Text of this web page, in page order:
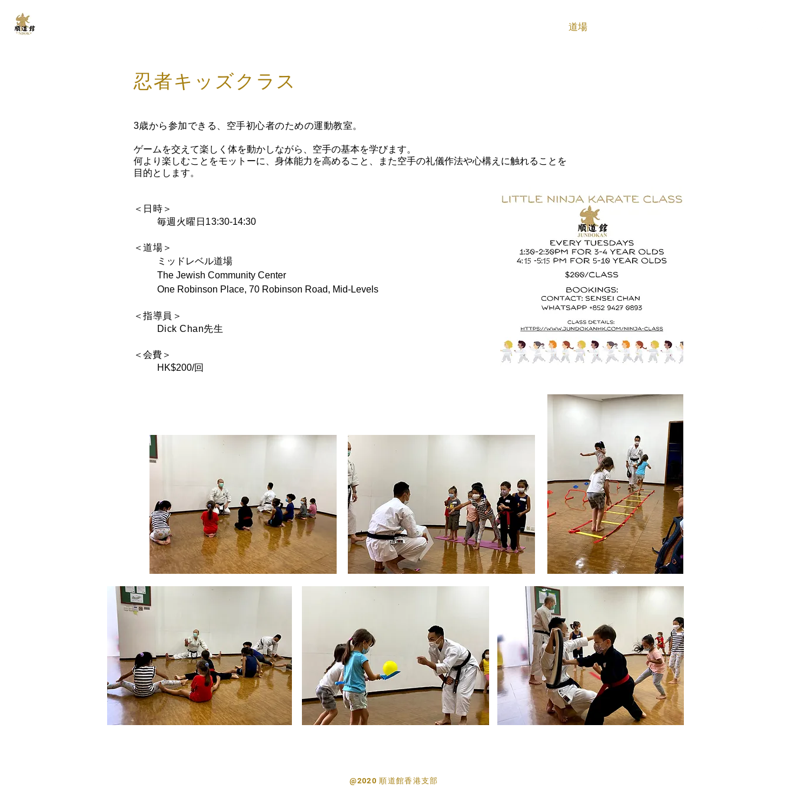
道場
​忍者キッズクラス
3歳から参加できる、空手初心者のための運動教室。
ゲームを交えて楽しく体を動かしながら、空手の基本を学びます。
何より楽しむことをモットーに、身体能力を高めること、また空手の礼儀作法や心構えに触れることを
目的とします。
＜日時＞
毎週火曜日 13:30-14:30
＜道場＞
​ミッドレベル道場
The Jewish Community Center
One Robinson Place, 70 Robinson Road, Mid-Levels
＜指導員＞
Dick Chan先生
＜会費＞
HK$200/回
@2020 順道館香港支部